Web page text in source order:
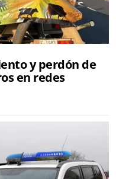
y perdón de
en redes